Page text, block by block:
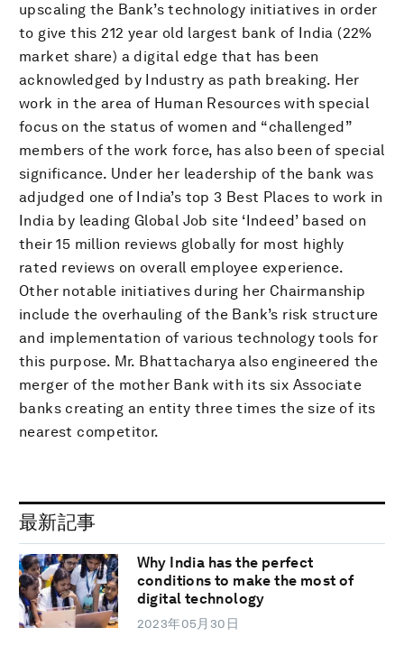
upscaling the Bank’s technology initiatives in order
to give this 212 year old largest bank of India (22%
market share) a digital edge that has been
acknowledged by Industry as path breaking. Her
work in the area of Human Resources with special
focus on the status of women and “challenged”
members of the work force, has also been of special
significance. Under her leadership of the bank was
adjudged one of India’s top 3 Best Places to work in
India by leading Global Job site ‘Indeed’ based on
their 15 million reviews globally for most highly
rated reviews on overall employee experience.
Other notable initiatives during her Chairmanship
include the overhauling of the Bank’s risk structure
and implementation of various technology tools for
this purpose. Mr. Bhattacharya also engineered the
merger of the mother Bank with its six Associate
banks creating an entity three times the size of its
nearest competitor.
最新記事
Why India has the perfect
conditions to make the most of
digital technology
2023年05月30日